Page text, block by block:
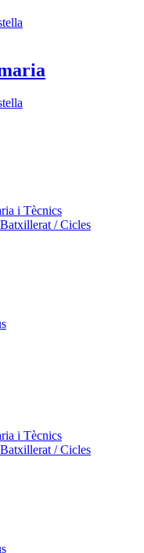
i Tècnics
/ Cicles
i Tècnics
/ Cicles